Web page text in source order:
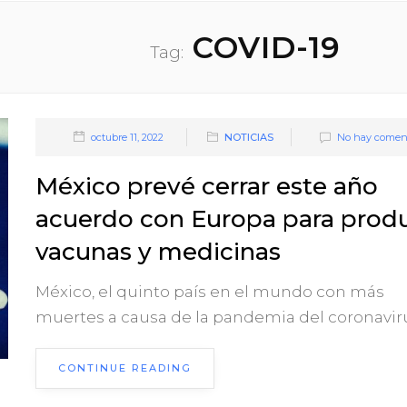
Tag: COVID-19
octubre 11, 2022 NOTICIAS No hay
México prevé cerrar este año
acuerdo con Europa para
vacunas y medicinas
México, el quinto país en el mundo con más
muertes a causa de la pandemia del
CONTINUE READING